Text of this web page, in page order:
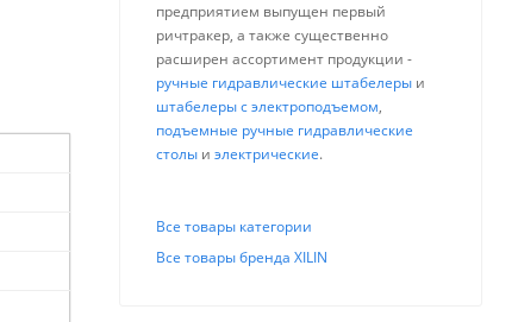
предприятием выпущен первый
ричтракер, а также существенно
расширен ассортимент продукции -
ручные гидравлические штабелеры и
штабелеры с электроподъемом,
подъемные ручные гидравлические
столы и электрические.
Все товары категории
Все товары бренда XILIN